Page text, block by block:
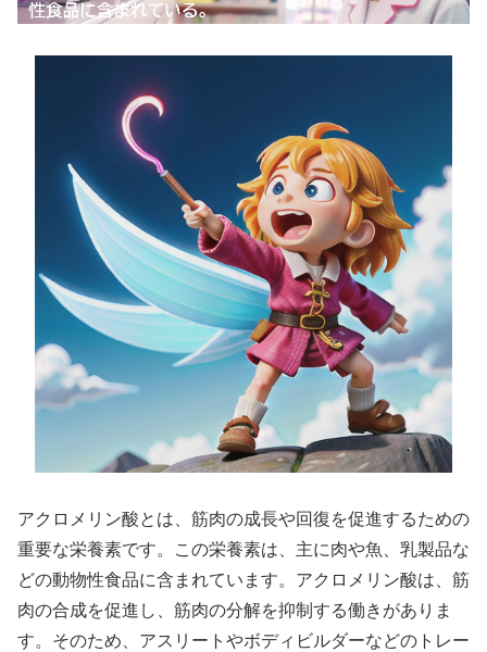
アクロメリン酸とは、筋肉の成長や回復を促進するための
重要な栄養素です。この栄養素は、主に肉や魚、乳製品な
どの動物性食品に含まれています。アクロメリン酸は、筋
肉の合成を促進し、筋肉の分解を抑制する働きがありま
す。そのため、アスリートやボディビルダーなどのトレー